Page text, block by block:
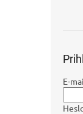
E-